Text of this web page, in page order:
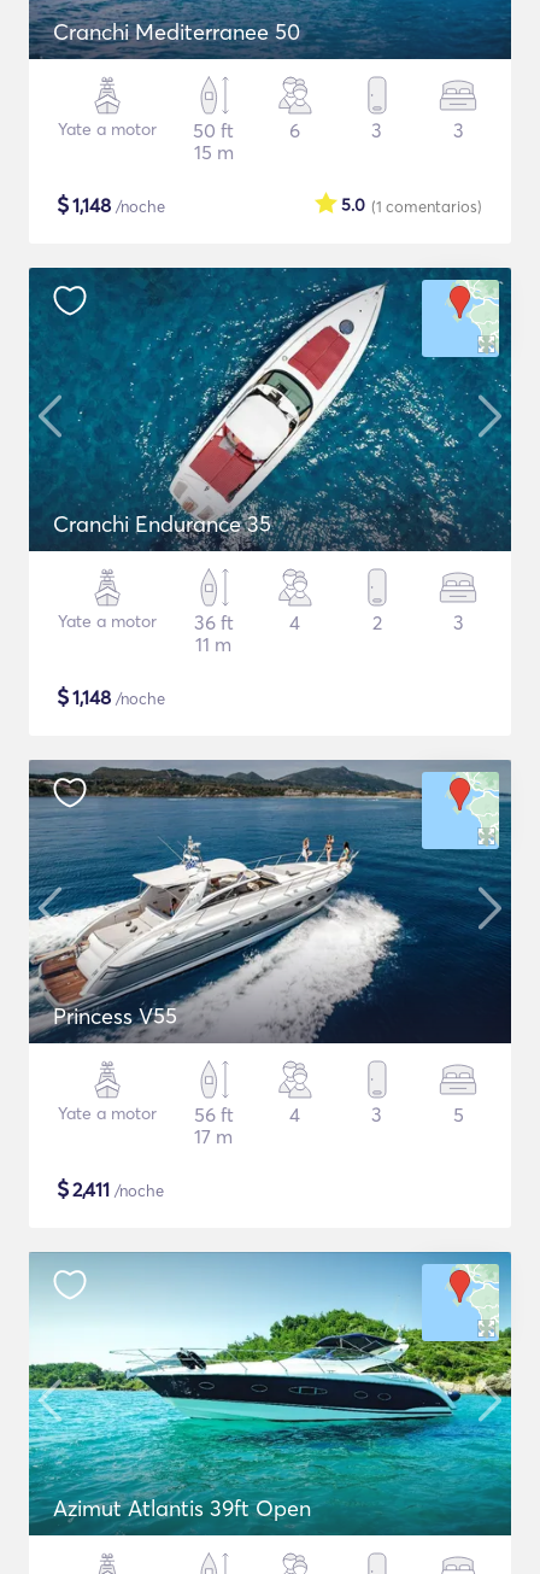
Cranchi Mediterranee 50
Yate a motor
50 ft
15 m
6 3 3
$1,148 /noche (1 comentarios)
5.0
Cranchi Endurance 35
Yate a motor
36 ft
11 m
4 2 3
$1,148 /noche
Princess V55
Yate a motor
56 ft
17 m
4 3 5
$2,411 /noche
Azimut Atlantis 39ft Open